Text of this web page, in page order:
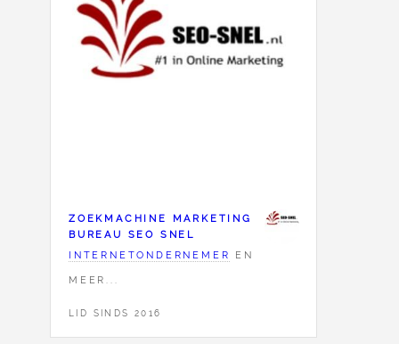
ZOEKMACHINE MARKETING
BUREAU SEO SNEL
INTERNETONDERNEMER
EN
MEER...
LID SINDS 2016